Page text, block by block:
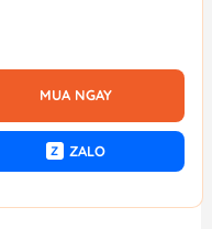
MUA NGAY
Z ZALO